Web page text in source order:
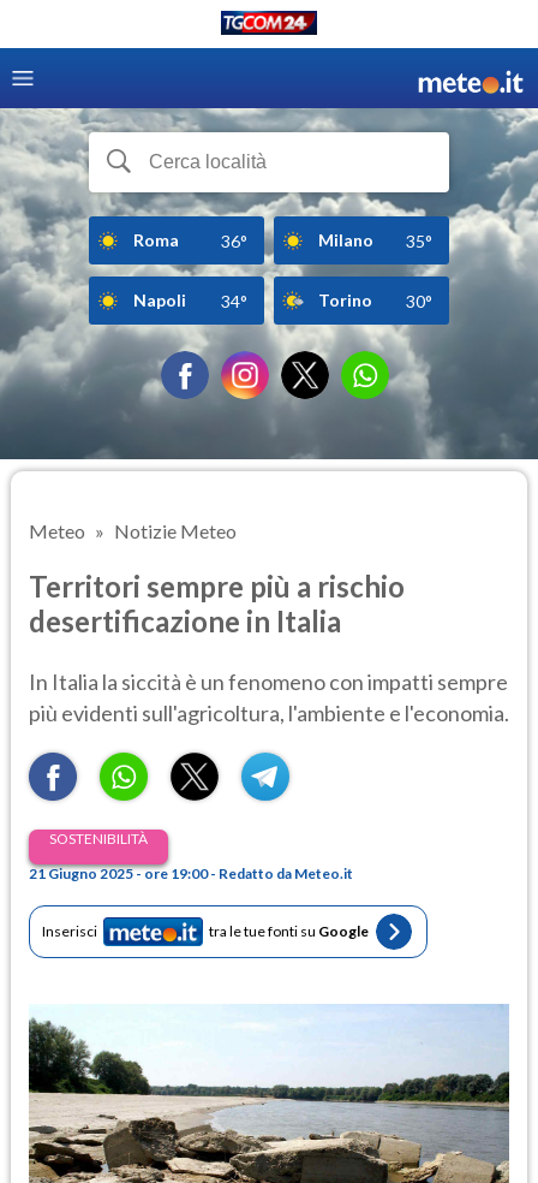
Roma 36° Milano 35°
Napoli 34° Torino 30°
Meteo Notizie Meteo
Territori sempre più a rischio
desertificazione in Italia
In Italia la siccità è un fenomeno con impatti sempre
più evidenti sull'agricoltura, l'ambiente e l'economia.
SOSTENIBILITÀ
21 Giugno 2025 - ore 19:00 - Redatto da Meteo.it
Inserisci tra le tue fonti su Google